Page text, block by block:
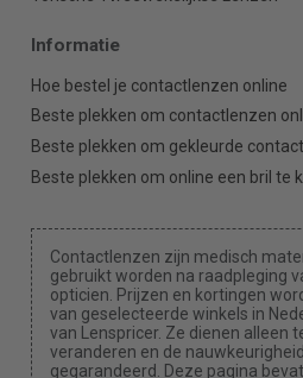
Informatie
Hoe bestel je contactlenzen online
Beste plekken om contactlenzen
Beste plekken om gekleurde
Beste plekken om online een bril te
Contactlenzen zijn medisch
gebruikt worden na raadpleging
opticien. Prijzen en kortingen
van geselecteerde winkels in
van Lenspricer. Ze dienen alleen
veranderen en de
gegarandeerd. Deze pagina